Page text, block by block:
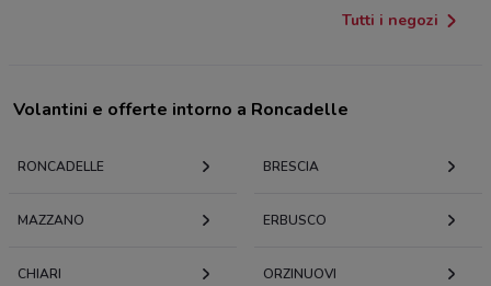
Tutti i negozi
Volantini e offerte intorno a Roncadelle
RONCADELLE BRESCIA
MAZZANO ERBUSCO
CHIARI ORZINUOVI